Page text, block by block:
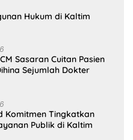
Hukum di Kaltim
Sasaran Cuitan Pasien
Sejumlah Dokter
Komitmen Tingkatkan
Publik di Kaltim